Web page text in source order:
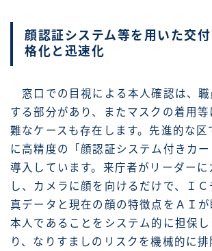
顔認証システム等を用いた交
格化と迅速化
窓口での目視による本人確認は、職
する部分があり、またマスクの着用等
難なケースも存在します。先進的な区
に高精度の「顔認証システム付きカ
導入しています。来庁者がリーダーに
し、カメラに顔を向けるだけで、Ｉ
真データと現在の顔の特徴点をＡＩが
本人であることをシステム的に担保し
り、なりすましのリスクを機械的に排